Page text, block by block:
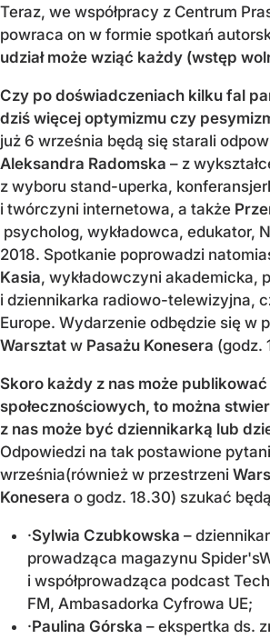
Teraz, we współpracy z Centrum
powraca on w formie spotkań
udział może wziąć każdy (wstęp
Czy po doświadczeniach kilku fal
dziś więcej optymizmu czy
już 6 września będą się starali
Aleksandra Radomska – z
z wyboru stand-uperka,
i twórczyni internetowa, a także
psycholog, wykładowca, edukator,
2018. Spotkanie poprowadzi
Kasia, wykładowczyni akademicka,
i dziennikarka radiowo-telewizyjna,
Europe. Wydarzenie odbędzie się w
Warsztat w Pasażu Konesera (godz.
Skoro każdy z nas może
społecznościowych, to można
z nas może być dziennikarką lub
Odpowiedzi na tak postawione
września(również w przestrzeni
Konesera o godz. 18.30) szukać
·Sylwia Czubkowska –
prowadząca magazynu
i współprowadząca podcast
FM, Ambasadorka Cyfrowa UE;
·Paulina Górska – ekspertka ds.